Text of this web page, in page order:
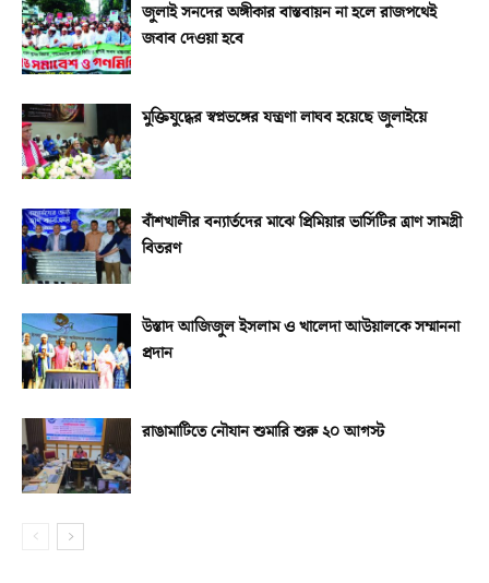
জুলাই সনদের অঙ্গীকার বাস্তবায়ন না হলে রাজপথেই
জবাব দেওয়া হবে
মুক্তিযুদ্ধের স্বপ্নভঙ্গের যন্ত্রণা লাঘব হয়েছে জুলাইয়ে
বাঁশখালীর বন্যার্তদের মাঝে প্রিমিয়ার ভার্সিটির ত্রাণ সামগ্রী
বিতরণ
উস্তাদ আজিজুল ইসলাম ও খালেদা আউয়ালকে সম্মাননা
প্রদান
রাঙামাটিতে নৌযান শুমারি শুরু ২০ আগস্ট